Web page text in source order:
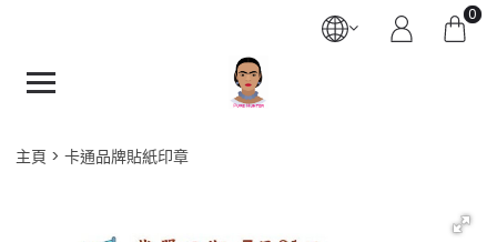
0
主頁 卡通品牌貼紙印章